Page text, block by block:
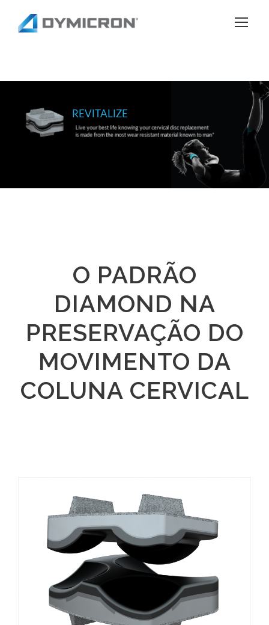
*Data on file at
Live your best life knowing your cervical disc replacement
is made from the most wear resistant material known to man*
REVITALIZE
O PADRÃO
DIAMOND NA
PRESERVAÇÃO DO
MOVIMENTO DA
COLUNA CERVICAL